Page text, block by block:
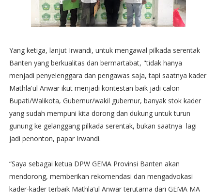
Yang ketiga, lanjut Irwandi, untuk mengawal pilkada serentak
Banten yang berkualitas dan bermartabat, "tidak hanya
menjadi penyelenggara dan pengawas saja, tapi saatnya kader
Mathla'ul Anwar ikut menjadi kontestan baik jadi calon
Bupati/Walikota, Gubernur/wakil gubernur, banyak stok kader
yang sudah mempuni kita dorong dan dukung untuk turun
gunung ke gelanggang pilkada serentak, bukan saatnya lagi
jadi penonton, papar Irwandi.
“Saya sebagai ketua DPW GEMA Provinsi Banten akan
mendorong, memberikan rekomendasi dan mengadvokasi
kader-kader terbaik Mathla’ul Anwar terutama dari GEMA MA